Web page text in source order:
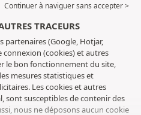
Continuer à naviguer sans accepter >
TRACEURS
partenaires (Google, Hotjar,
(cookies) et autres
le bon fonctionnement du site,
mesures statistiques et
Les cookies et autres
sont susceptibles de contenir des
nous ne déposons aucun cookie